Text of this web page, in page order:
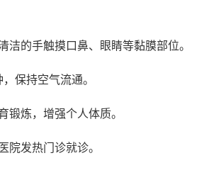
的手触摸口鼻、眼睛等黏膜部位。
保持空气流通。
炼，增强个人体质。
发热门诊就诊。